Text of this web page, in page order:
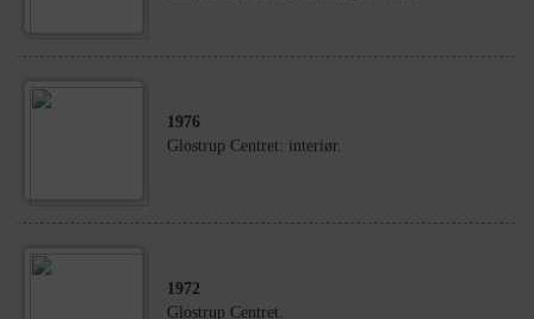
1976
Glostrup Centret: interiør.
1972
Glostrup Centret.